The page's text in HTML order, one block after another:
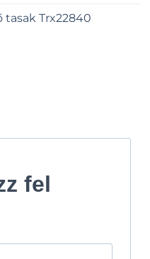
Trx22840
fel